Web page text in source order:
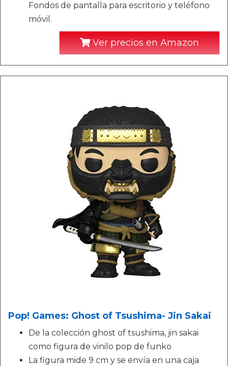
Fondos de pantalla para escritorio y teléfono
móvil.
Ver precios en Amazon
Pop! Games: Ghost of Tsushima- Jin Sakai
De la colección ghost of tsushima, jin sakai
como figura de vinilo pop de funko
La figura mide 9 cm y se envía en una caja